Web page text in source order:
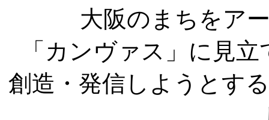
大阪のまちをア
「カンヴァス」に見
創造・発信しようとす